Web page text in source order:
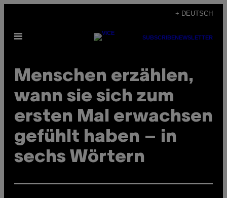
content
+ DEUTSCH
Open
SUBSCRIBENEWSLETTER
Menschen erzählen,
wann sie sich zum
ersten Mal erwachsen
gefühlt haben – in
sechs Wörtern